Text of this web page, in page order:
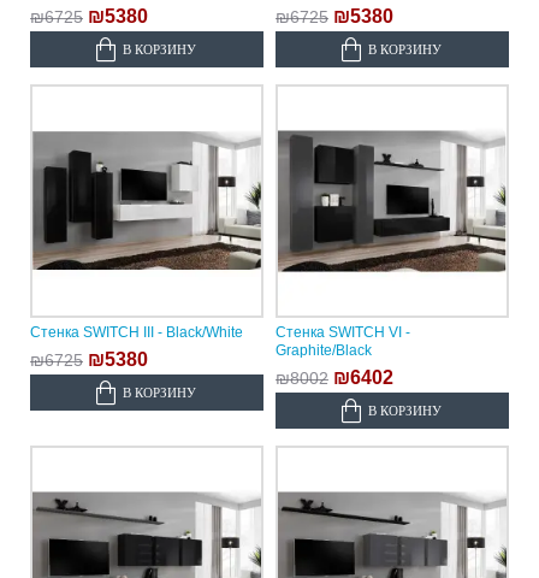
₪6725 ₪5380
В КОРЗИНУ
₪6725 ₪5380
В КОРЗИНУ
Стенка SWITCH III - Black/White
₪6725 ₪5380
В КОРЗИНУ
Стенка SWITCH VI -
Graphite/Black
₪8002 ₪6402
В КОРЗИНУ